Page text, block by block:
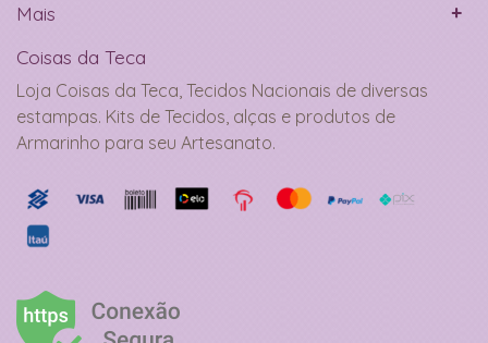
Mais
Coisas da Teca
Loja Coisas da Teca, Tecidos Nacionais de diversas
estampas. Kits de Tecidos, alças e produtos de
Armarinho para seu Artesanato.